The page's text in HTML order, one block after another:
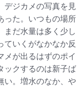
デジカメの写真を見
った。いつもの場所
まだ水量は多く少し
ていくがなかなか反
メが出るはずのポイ
ックするのは新子ば
い。増水のなか、や